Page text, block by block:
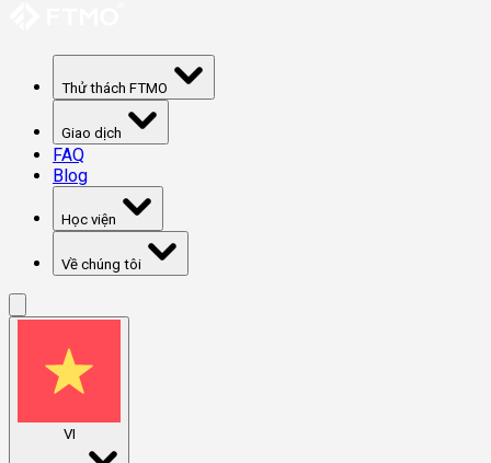
Thử thách FTMO
Giao dịch
FAQ
Blog
Học viện
Về chúng tôi
VI